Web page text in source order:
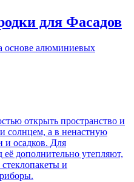
для Фасадов
основе алюминиевых
открыть пространство и
солнцем, а в ненастную
и осадков. Для
дополнительно утепляют,
и